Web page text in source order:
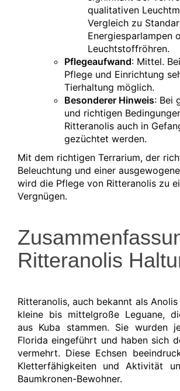
qualitativen
Vergleich zu
Energiesparlampen
Leuchtstoffröhren.
Pflegeaufwand: Mittel.
Pflege und Einrichtung
Tierhaltung möglich.
Besonderer Hinweis: Bei
und richtigen
Ritteranolis auch in
gezüchtet werden.
Mit dem richtigen Terrarium, der
Beleuchtung und einer
wird die Pflege von Ritteranolis zu
Vergnügen.
Ritteranolis
Ritteranolis, auch bekannt als
kleine bis mittelgroße Leguane,
aus Kuba stammen. Sie wurden
Florida eingeführt und haben sich
vermehrt. Diese Echsen
Kletterfähigkeiten und Aktivität
Baumkronen-Bewohner.